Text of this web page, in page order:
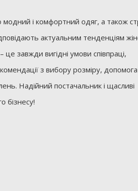
і комфортний одяг, а також
актуальним тенденціям
завжди вигідні умови співпраці,
з вибору розміру,
Надійний постачальник і щасливі
бізнесу!